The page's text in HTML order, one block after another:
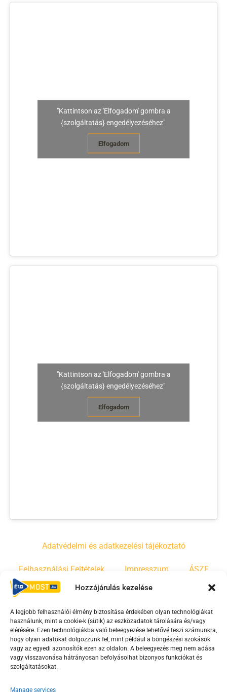
Hozzájárulás kezelése
A legjobb felhasználói élmény biztosítása érdekében olyan technológiákat
használunk, mint a cookie-k (sütik) az eszközadatok tárolására és/vagy
elérésére. Ezen technológiákba való beleegyezése lehetővé teszi számunkra,
hogy olyan adatokat dolgozzunk fel, mint például a böngészési szokások
vagy az egyedi azonosítók ezen az oldalon. A beleegyezés meg nem adása
vagy visszavonása hátrányosan befolyásolhat bizonyos funkciókat és
szolgáltatásokat.
Manage services
"Kattintson az 'Elfogadom' gombra a
{szolgáltatás} engedélyezéséhez"
Elfogadom
"Kattintson az 'Elfogadom' gombra a
{szolgáltatás} engedélyezéséhez"
Elfogadom
Adatvédelmi és adatkezelési tájékoztató
Felhasználási Feltételek Impresszum ÁSZF
Irányelvek Moderálási szabályzat
F
a
c
e
Y
o
u
t
T
i
k